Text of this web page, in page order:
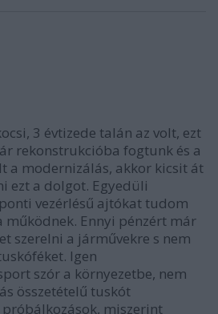
3 évtizede talán az volt, ezt
rekonstrukcióba fogtunk és a
a modernizálás, akkor kicsit át
ezt a dolgot. Egyedüli
vezérlésű ajtókat tudom
Ennyi pénzért már
szerelni a járművekre s nem
Igen
szór a környezetbe, nem
összetételű tuskót
miszerint